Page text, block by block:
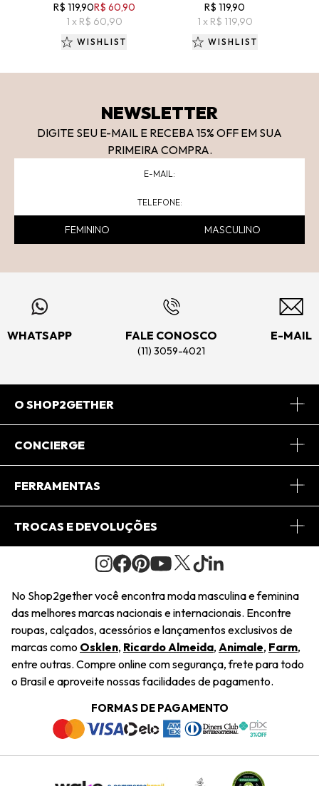
R$ 119,90R$ 60,90
1 x R$ 60,90
WISHLIST
R$ 119,90
1 x R$ 119,90
WISHLIST
NEWSLETTER
DIGITE SEU E-MAIL E RECEBA 15% OFF EM SUA
PRIMEIRA COMPRA.
FEMININO MASCULINO
WHATSAPP FALE CONOSCO
(11) 3059-4021
E-MAIL
O SHOP2GETHER
Sobre Nós
Journal
Saiu na Mídia
Sustentabilidade
Navegando
Termos e Condições
Trabalhe Conosco
CONCIERGE
Central de Relacionamento
Regulamento e Promoções
FERRAMENTAS
Minha Conta
Pedido de Presente
Wishlist
TROCAS E DEVOLUÇÕES
Condições Gerais
Troca Fácil
Restituição de Pagamento
Dúvidas Frequentes
Termos e Condições
Política de Privacidade
No Shop2gether você encontra moda masculina e feminina
das melhores marcas nacionais e internacionais. Encontre
roupas, calçados, acessórios e lançamentos exclusivos de
marcas como Osklen, Ricardo Almeida, Animale, Farm,
entre outras. Compre online com segurança, frete para todo
o Brasil e aproveite nossas facilidades de pagamento.
FORMAS DE PAGAMENTO